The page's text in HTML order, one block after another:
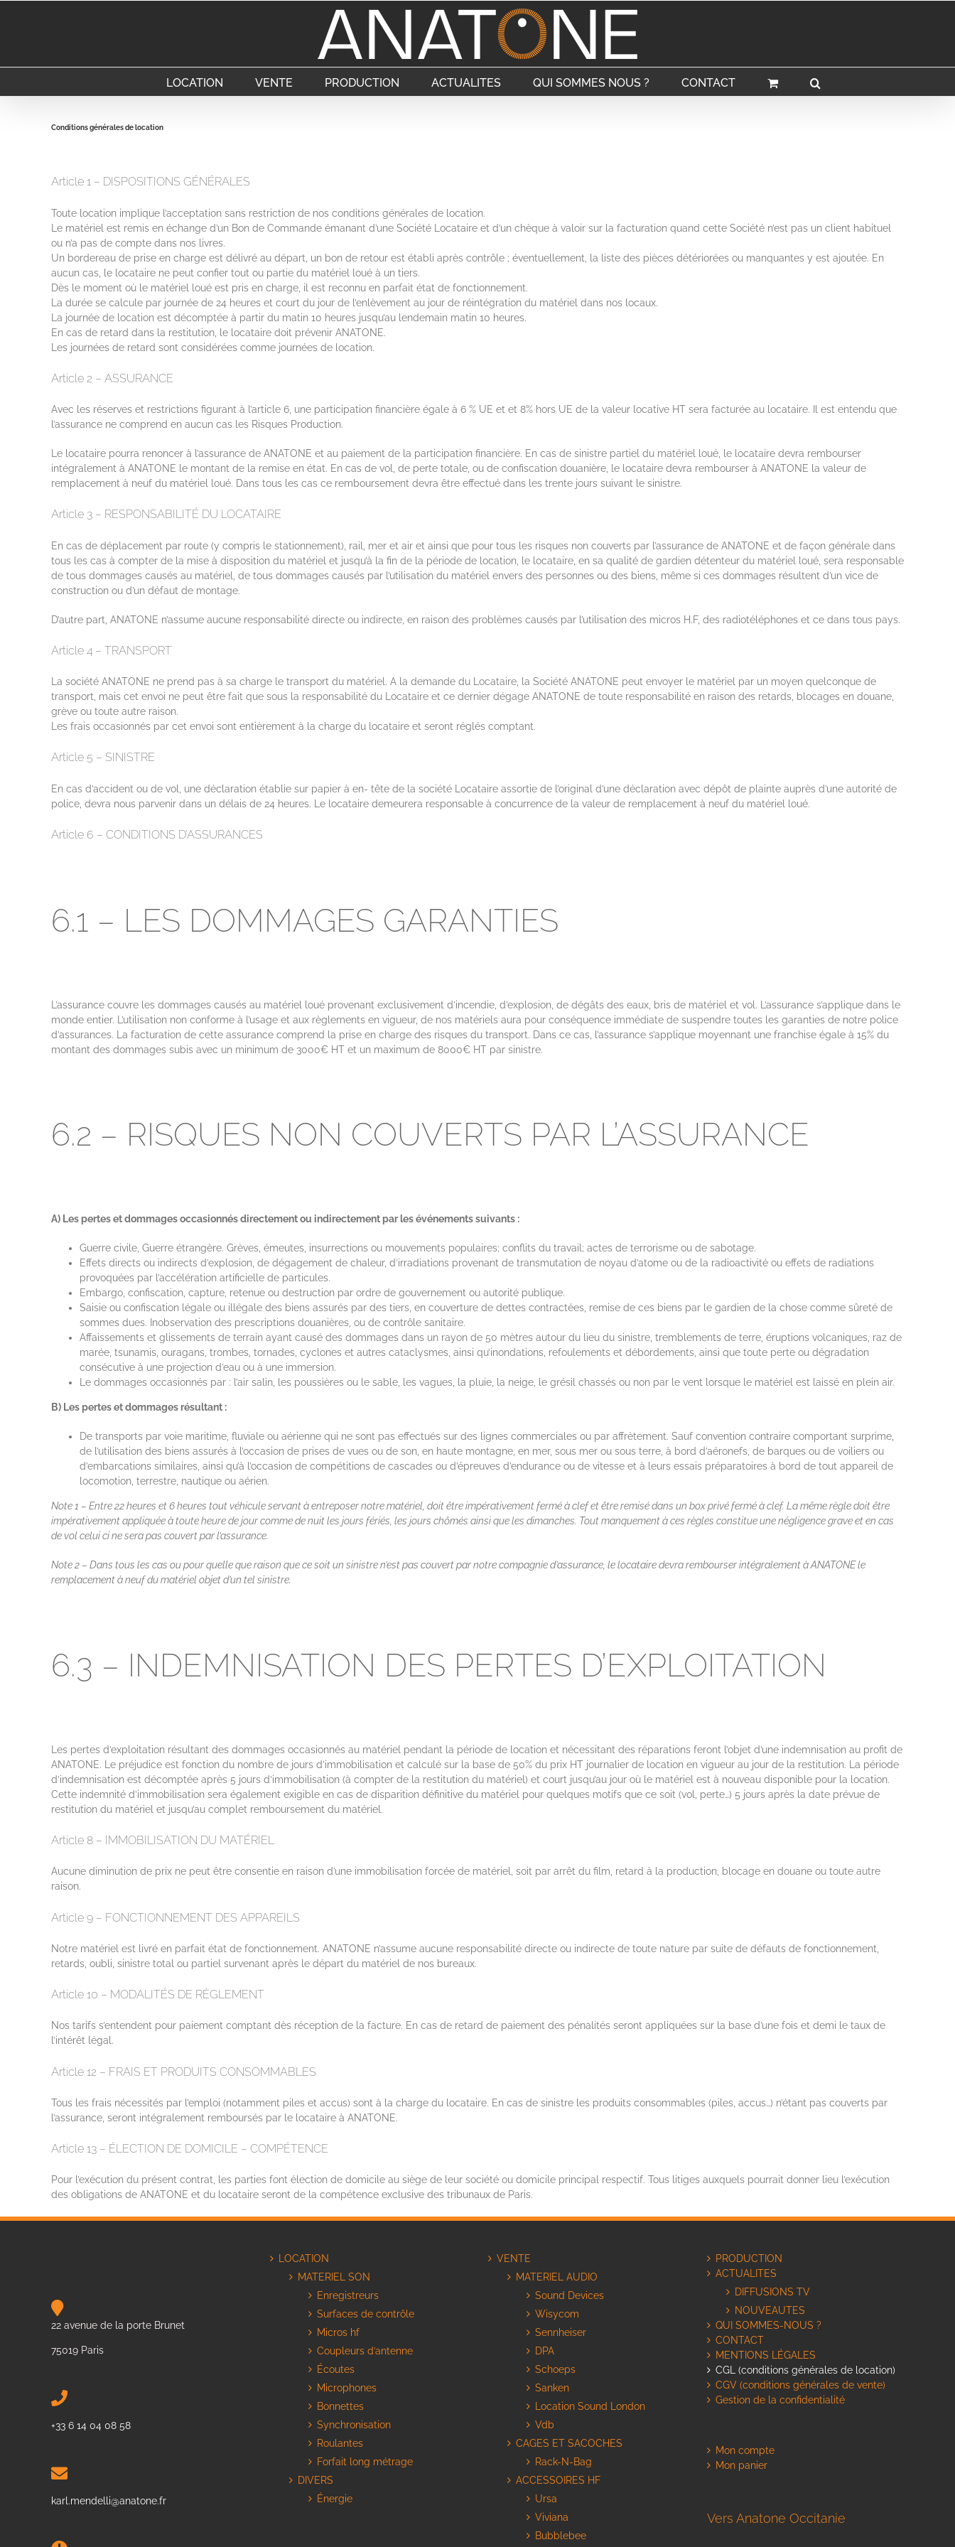
LOCATION VENTE PRODUCTION ACTUALITES QUI SOMMES NOUS ? CONTACT
Conditions générales de location
Article 1 – DISPOSITIONS GÉNÉRALES
Toute location implique l’acceptation sans restriction de nos conditions générales de location.
Le matériel est remis en échange d’un Bon de Commande émanant d’une Société Locataire et d’un chèque à valoir sur la facturation quand cette Société n’est pas un client habituel
ou n’a pas de compte dans nos livres.
Un bordereau de prise en charge est délivré au départ, un bon de retour est établi après contrôle ; éventuellement, la liste des pièces détériorées ou manquantes y est ajoutée. En
aucun cas, le locataire ne peut confier tout ou partie du matériel loué à un tiers.
Dès le moment où le matériel loué est pris en charge, il est reconnu en parfait état de fonctionnement.
La durée se calcule par journée de 24 heures et court du jour de l’enlèvement au jour de réintégration du matériel dans nos locaux.
La journée de location est décomptée à partir du matin 10 heures jusqu’au lendemain matin 10 heures.
En cas de retard dans la restitution, le locataire doit prévenir ANATONE.
Les journées de retard sont considérées comme journées de location.
Article 2 – ASSURANCE
Avec les réserves et restrictions figurant à l’article 6, une participation financière égale à 6 % UE et et 8% hors UE de la valeur locative HT sera facturée au locataire. Il est entendu que
l’assurance ne comprend en aucun cas les Risques Production.
Le locataire pourra renoncer à l’assurance de ANATONE et au paiement de la participation financière. En cas de sinistre partiel du matériel loué, le locataire devra rembourser
intégralement à ANATONE le montant de la remise en état. En cas de vol, de perte totale, ou de confiscation douanière, le locataire devra rembourser à ANATONE la valeur de
remplacement à neuf du matériel loué. Dans tous les cas ce remboursement devra être effectué dans les trente jours suivant le sinistre.
Article 3 – RESPONSABILITÉ DU LOCATAIRE
En cas de déplacement par route (y compris le stationnement), rail, mer et air et ainsi que pour tous les risques non couverts par l’assurance de ANATONE et de façon générale dans
tous les cas à compter de la mise à disposition du matériel et jusqu’à la fin de la période de location, le locataire, en sa qualité de gardien détenteur du matériel loué, sera responsable
de tous dommages causés au matériel, de tous dommages causés par l’utilisation du matériel envers des personnes ou des biens, même si ces dommages résultent d’un vice de
construction ou d’un défaut de montage.
D’autre part, ANATONE n’assume aucune responsabilité directe ou indirecte, en raison des problèmes causés par l’utilisation des micros H.F, des radiotéléphones et ce dans tous pays.
Article 4 – TRANSPORT
La société ANATONE ne prend pas à sa charge le transport du matériel. A la demande du Locataire, la Société ANATONE peut envoyer le matériel par un moyen quelconque de
transport, mais cet envoi ne peut être fait que sous la responsabilité du Locataire et ce dernier dégage ANATONE de toute responsabilité en raison des retards, blocages en douane,
grève ou toute autre raison.
Les frais occasionnés par cet envoi sont entièrement à la charge du locataire et seront réglés comptant.
Article 5 – SINISTRE
En cas d’accident ou de vol, une déclaration établie sur papier à en- tête de la société Locataire assortie de l’original d’une déclaration avec dépôt de plainte auprès d’une autorité de
police, devra nous parvenir dans un délais de 24 heures. Le locataire demeurera responsable à concurrence de la valeur de remplacement à neuf du matériel loué.
Article 6 – CONDITIONS D’ASSURANCES
6.1 – LES DOMMAGES GARANTIES
L’assurance couvre les dommages causés au matériel loué provenant exclusivement d’incendie, d’explosion, de dégâts des eaux, bris de matériel et vol. L’assurance s’applique dans le
monde entier. L’utilisation non conforme à l’usage et aux règlements en vigueur, de nos matériels aura pour conséquence immédiate de suspendre toutes les garanties de notre police
d’assurances. La facturation de cette assurance comprend la prise en charge des risques du transport. Dans ce cas, l’assurance s’applique moyennant une franchise égale à 15% du
montant des dommages subis avec un minimum de 3000€ HT et un maximum de 8000€ HT par sinistre.
6.2 – RISQUES NON COUVERTS PAR L’ASSURANCE
A) Les pertes et dommages occasionnés directement ou indirectement par les événements suivants :
Guerre civile, Guerre étrangère. Grèves, émeutes, insurrections ou mouvements populaires; conflits du travail; actes de terrorisme ou de sabotage.
Effets directs ou indirects d’explosion, de dégagement de chaleur, d’irradiations provenant de transmutation de noyau d’atome ou de la radioactivité ou effets de radiations
provoquées par l’accélération artificielle de particules.
Embargo, confiscation, capture, retenue ou destruction par ordre de gouvernement ou autorité publique.
Saisie ou confiscation légale ou illégale des biens assurés par des tiers, en couverture de dettes contractées, remise de ces biens par le gardien de la chose comme sûreté de
sommes dues. Inobservation des prescriptions douanières, ou de contrôle sanitaire.
Affaissements et glissements de terrain ayant causé des dommages dans un rayon de 50 mètres autour du lieu du sinistre, tremblements de terre, éruptions volcaniques, raz de
marée, tsunamis, ouragans, trombes, tornades, cyclones et autres cataclysmes, ainsi qu’inondations, refoulements et débordements, ainsi que toute perte ou dégradation
consécutive à une projection d’eau ou à une immersion.
Le dommages occasionnés par : l’air salin, les poussières ou le sable, les vagues, la pluie, la neige, le grésil chassés ou non par le vent lorsque le matériel est laissé en plein air.
B) Les pertes et dommages résultant :
De transports par voie maritime, fluviale ou aérienne qui ne sont pas effectués sur des lignes commerciales ou par affrètement. Sauf convention contraire comportant surprime,
de l’utilisation des biens assurés à l’occasion de prises de vues ou de son, en haute montagne, en mer, sous mer ou sous terre, à bord d’aéronefs, de barques ou de voiliers ou
d’embarcations similaires, ainsi qu’à l’occasion de compétitions de cascades ou d’épreuves d’endurance ou de vitesse et à leurs essais préparatoires à bord de tout appareil de
locomotion, terrestre, nautique ou aérien.
Note 1 – Entre 22 heures et 6 heures tout véhicule servant à entreposer notre matériel, doit être impérativement fermé à clef et être remisé dans un box privé fermé à clef. La même règle doit être
impérativement appliquée à toute heure de jour comme de nuit les jours fériés, les jours chômés ainsi que les dimanches. Tout manquement à ces règles constitue une négligence grave et en cas
de vol celui ci ne sera pas couvert par l’assurance.
Note 2 – Dans tous les cas ou pour quelle que raison que ce soit un sinistre n’est pas couvert par notre compagnie d’assurance, le locataire devra rembourser intégralement à ANATONE le
remplacement à neuf du matériel objet d’un tel sinistre.
6.3 – INDEMNISATION DES PERTES D’EXPLOITATION
Les pertes d’exploitation résultant des dommages occasionnés au matériel pendant la période de location et nécessitant des réparations feront l’objet d’une indemnisation au profit de
ANATONE. Le préjudice est fonction du nombre de jours d’immobilisation et calculé sur la base de 50% du prix HT journalier de location en vigueur au jour de la restitution. La période
d’indemnisation est décomptée après 5 jours d’immobilisation (à compter de la restitution du matériel) et court jusqu’au jour où le matériel est à nouveau disponible pour la location.
Cette indemnité d’immobilisation sera également exigible en cas de disparition définitive du matériel pour quelques motifs que ce soit (vol, perte…) 5 jours après la date prévue de
restitution du matériel et jusqu’au complet remboursement du matériel.
Article 8 – IMMOBILISATION DU MATÉRIEL
Aucune diminution de prix ne peut être consentie en raison d’une immobilisation forcée de matériel, soit par arrêt du film, retard à la production, blocage en douane ou toute autre
raison.
Article 9 – FONCTIONNEMENT DES APPAREILS
Notre matériel est livré en parfait état de fonctionnement. ANATONE n’assume aucune responsabilité directe ou indirecte de toute nature par suite de défauts de fonctionnement,
retards, oubli, sinistre total ou partiel survenant après le départ du matériel de nos bureaux.
Article 10 – MODALITÉS DE RÈGLEMENT
Nos tarifs s’entendent pour paiement comptant dès réception de la facture. En cas de retard de paiement des pénalités seront appliquées sur la base d’une fois et demi le taux de
l’intérêt légal.
Article 12 – FRAIS ET PRODUITS CONSOMMABLES
Tous les frais nécessités par l’emploi (notamment piles et accus) sont à la charge du locataire. En cas de sinistre les produits consommables (piles, accus…) n’étant pas couverts par
l’assurance, seront intégralement remboursés par le locataire à ANATONE.
Article 13 – ÉLECTION DE DOMICILE – COMPÉTENCE
Pour l’exécution du présent contrat, les parties font élection de domicile au siège de leur société ou domicile principal respectif. Tous litiges auxquels pourrait donner lieu l’exécution
des obligations de ANATONE et du locataire seront de la compétence exclusive des tribunaux de Paris.
22 avenue de la porte Brunet
75019 Paris
+33 6 14 04 08 58
karl.mendelli@anatone.fr
LOCATION
MATERIEL SON
Enregistreurs
Surfaces de contrôle
Micros hf
Coupleurs d’antenne
Écoutes
Microphones
Bonnettes
Synchronisation
Roulantes
Forfait long métrage
DIVERS
Énergie
VENTE
MATERIEL AUDIO
Sound Devices
Wisycom
Sennheiser
DPA
Schoeps
Sanken
Location Sound London
Vdb
CAGES ET SACOCHES
Rack-N-Bag
ACCESSOIRES HF
Ursa
Viviana
Bubblebee
PRODUCTION
ACTUALITES
DIFFUSIONS TV
NOUVEAUTES
QUI SOMMES-NOUS ?
CONTACT
MENTIONS LÉGALES
CGL (conditions générales de location)
CGV (conditions générales de vente)
Gestion de la confidentialité
Mon compte
Mon panier
Vers Anatone Occitanie